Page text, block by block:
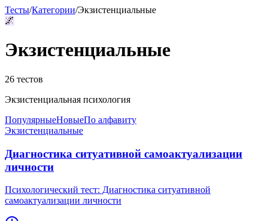
Тесты/Категории/Экзистенциальные
🌌
Экзистенциальные
26 тестов
Экзистенциальная психология
ПопулярныеНовыеПо алфавиту
Экзистенциальные
Диагностика ситуативной самоактуализации
личности
Психологический тест: Диагностика ситуативной
самоактуализации личности